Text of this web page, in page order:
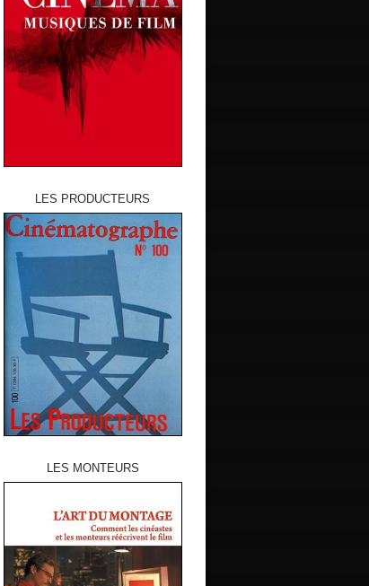
LES PRODUCTEURS
LES MONTEURS